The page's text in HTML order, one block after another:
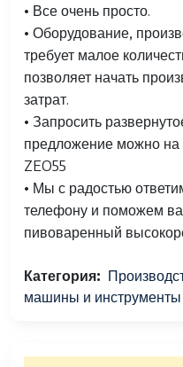
• Все очень просто.
• Оборудование,
требует малое
позволяет начать
затрат.
• Запросить
предложение можно
ZEO55
• Мы с радостью
телефону и поможем
пивоваренный
Категория
машины и инструменты